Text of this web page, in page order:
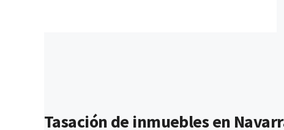
Tasación de inmuebles en